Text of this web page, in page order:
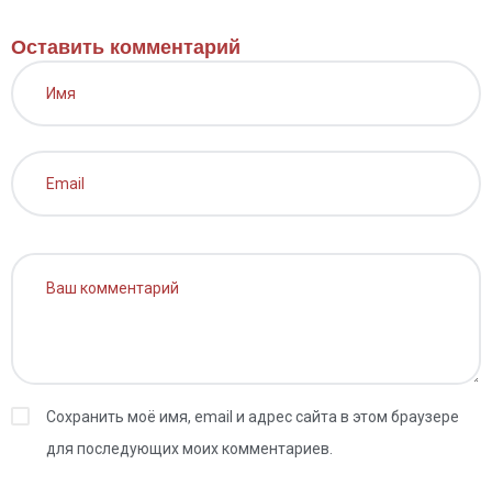
Оставить комментарий
Сохранить моё имя, email и адрес сайта в этом браузере
для последующих моих комментариев.